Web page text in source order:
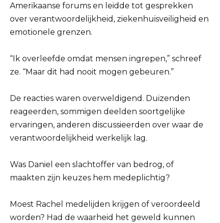
Amerikaanse forums en leidde tot gesprekken
over verantwoordelijkheid, ziekenhuisveiligheid en
emotionele grenzen.
“Ik overleefde omdat mensen ingrepen,” schreef
ze. “Maar dit had nooit mogen gebeuren.”
De reacties waren overweldigend. Duizenden
reageerden, sommigen deelden soortgelijke
ervaringen, anderen discussieerden over waar de
verantwoordelijkheid werkelijk lag.
Was Daniel een slachtoffer van bedrog, of
maakten zijn keuzes hem medeplichtig?
Moest Rachel medelijden krijgen of veroordeeld
worden? Had de waarheid het geweld kunnen